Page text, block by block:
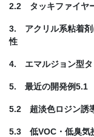
2.2 タッキファイヤ
3. アクリル系粘着剤
性
4. エマルジョン型タ
5. 最近の開発例5.1
5.2 超淡色ロジン誘
5.3 低VOC・低臭気